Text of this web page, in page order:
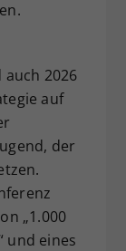
auch 2026
auf
der
„1.000
und eines